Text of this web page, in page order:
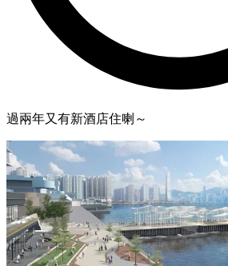
過兩年又有新酒店住喇～